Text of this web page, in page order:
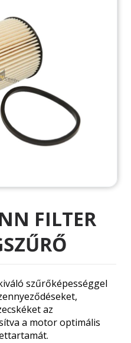
FILTER
szűrőképességgel
az
a motor optimális